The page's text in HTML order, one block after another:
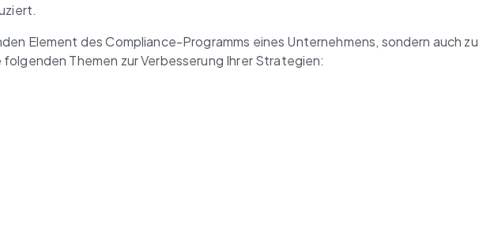
Element des Compliance-Programms eines Unternehmens, sondern auch zu
Themen zur Verbesserung Ihrer Strategien: